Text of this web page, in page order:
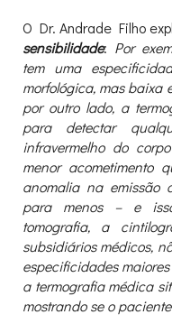
O Dr. Andrade Filho
sensibilidade: Por
tem uma
morfológica, mas baixa
por outro lado, a
para detectar
infravermelho do
menor acometimento
anomalia na emissão
para menos – e
tomografia, a
subsidiários médicos,
especificidades
a termografia médica
mostrando se o